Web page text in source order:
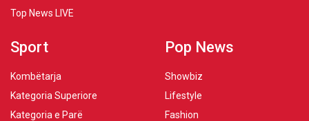
Top News LIVE
Sport
Kombëtarja
Kategoria Superiore
Kategoria e Parë
Pop News
Showbiz
Lifestyle
Fashion